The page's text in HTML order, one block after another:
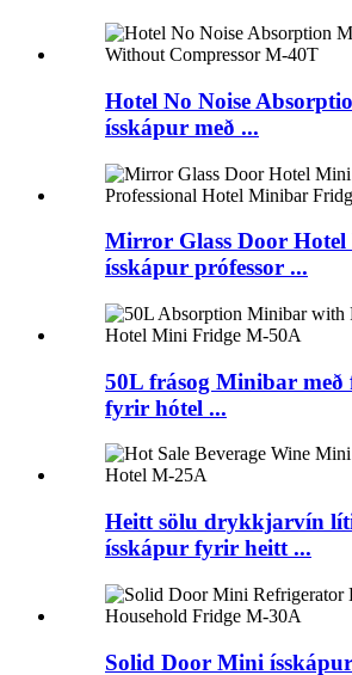
Hotel No Noise
ísskápur með ...
Mirror Glass Door
ísskápur prófessor ...
50L frásog Minibar með
fyrir hótel ...
Heitt sölu drykkjarvín
ísskápur fyrir heitt ...
Solid Door Mini